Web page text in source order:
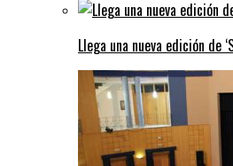
Llega una nueva edición de